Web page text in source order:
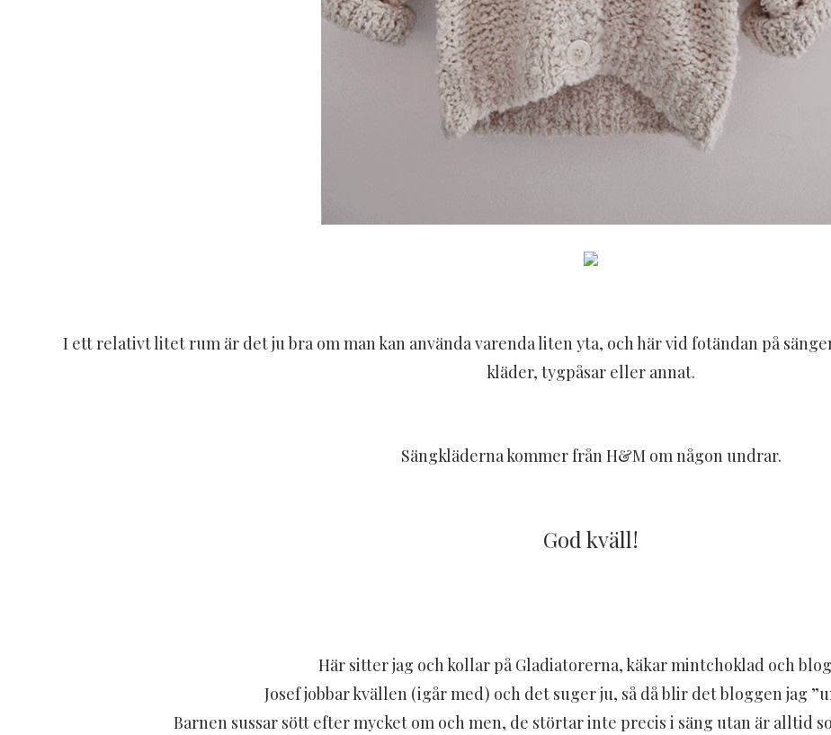
I ett relativt litet rum är det ju bra om man kan använda varenda liten yta, och här vid fotändan på
kläder, tygpåsar eller annat.
Sängkläderna kommer från H&M om någon undrar.
God kväll!
Här sitter jag och kollar på Gladiatorerna, käkar mintchoklad och
Josef jobbar kvällen (igår med) och det suger ju, så då blir det bloggen jag
Barnen sussar sött efter mycket om och men, de störtar inte precis i säng utan är alltid